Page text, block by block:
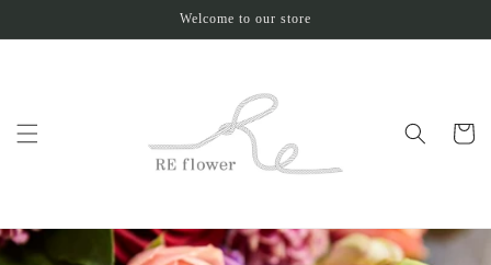
進む
Welcome to our store
ー